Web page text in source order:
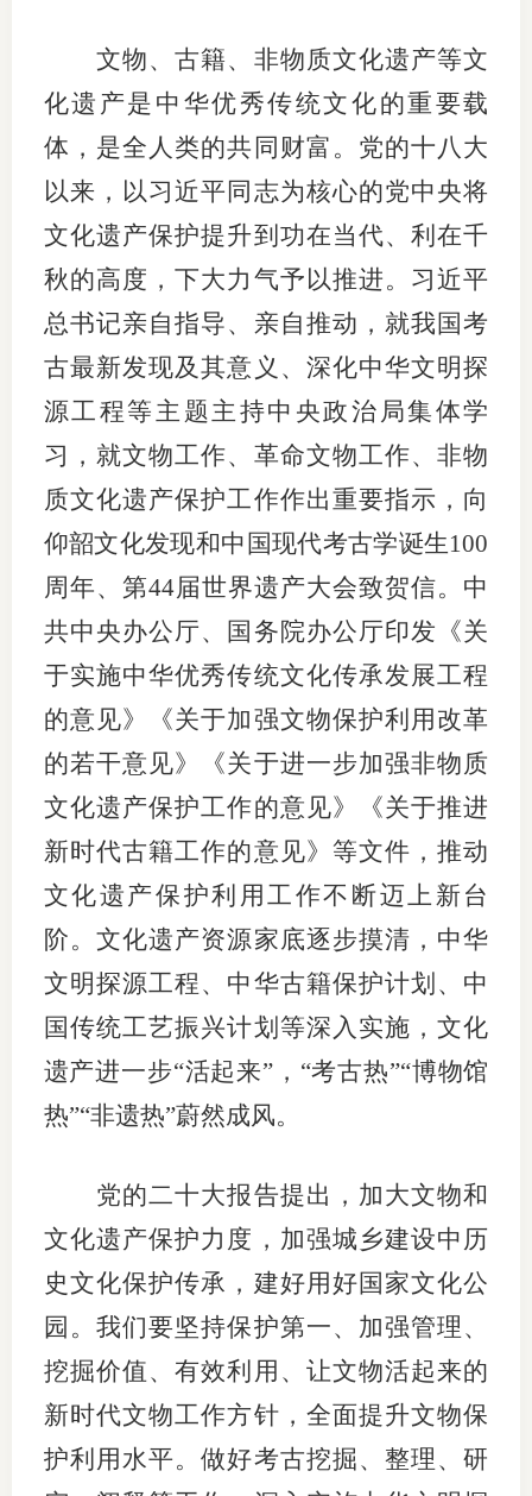
文物、古籍、非物质文化遗产等文
化遗产是中华优秀传统文化的重要载
体，是全人类的共同财富。党的十八大
以来，以习近平同志为核心的党中央将
文化遗产保护提升到功在当代、利在千
秋的高度，下大力气予以推进。习近平
总书记亲自指导、亲自推动，就我国考
古最新发现及其意义、深化中华文明探
源工程等主题主持中央政治局集体学
习，就文物工作、革命文物工作、非物
质文化遗产保护工作作出重要指示，向
仰韶文化发现和中国现代考古学诞生100
周年、第44届世界遗产大会致贺信。中
共中央办公厅、国务院办公厅印发《关
于实施中华优秀传统文化传承发展工程
的意见》《关于加强文物保护利用改革
的若干意见》《关于进一步加强非物质
文化遗产保护工作的意见》《关于推进
新时代古籍工作的意见》等文件，推动
文化遗产保护利用工作不断迈上新台
阶。文化遗产资源家底逐步摸清，中华
文明探源工程、中华古籍保护计划、中
国传统工艺振兴计划等深入实施，文化
遗产进一步“活起来”，“考古热”“博物馆
热”“非遗热”蔚然成风。
党的二十大报告提出，加大文物和
文化遗产保护力度，加强城乡建设中历
史文化保护传承，建好用好国家文化公
园。我们要坚持保护第一、加强管理、
挖掘价值、有效利用、让文物活起来的
新时代文物工作方针，全面提升文物保
护利用水平。做好考古挖掘、整理、研